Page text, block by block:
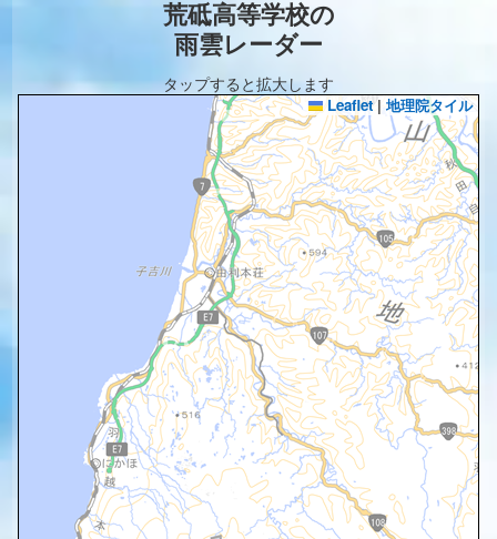
荒砥高等学校の
雨雲レーダー
タップすると拡大します
Leaflet | 地理院タイル